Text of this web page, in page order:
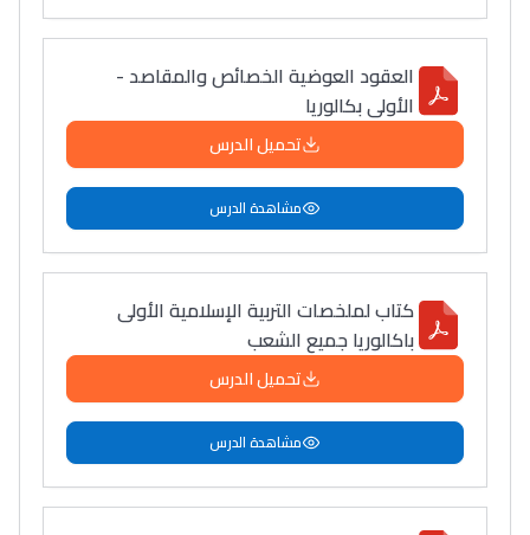
العقود العوضية الخصائص والمقاصد -
الأولى بكالوريا
تحميل الدرس
مشاهدة الدرس
كتاب لملخصات التربية الإسلامية الأولى
باكالوريا جميع الشعب
تحميل الدرس
مشاهدة الدرس